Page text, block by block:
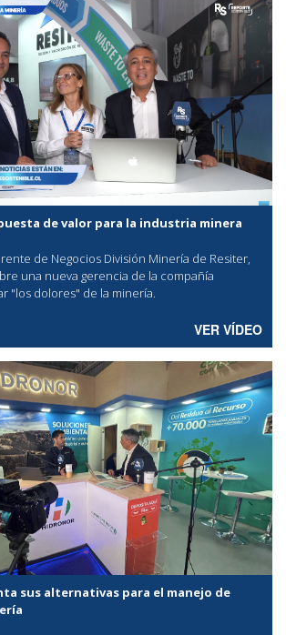
de valor para la industria minera
de Negocios División Minería de Resiter,
una nueva gerencia de la compañía
"los dolores" de la minería.
VER VÍDEO
sus alternativas para el manejo de